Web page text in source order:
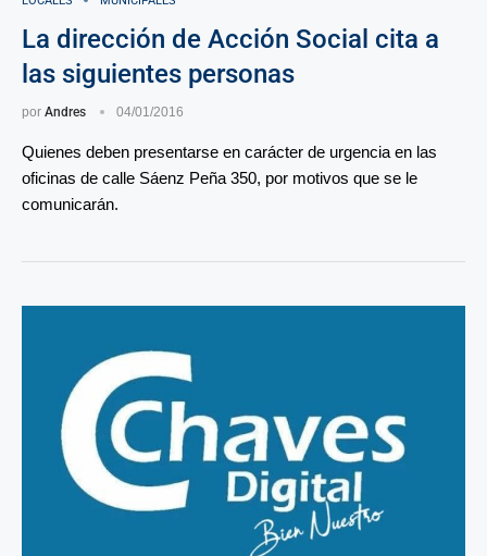
La dirección de Acción Social cita a
las siguientes personas
por Andres 04/01/2016
Quienes deben presentarse en carácter de urgencia en las
oficinas de calle Sáenz Peña 350, por motivos que se le
comunicarán.